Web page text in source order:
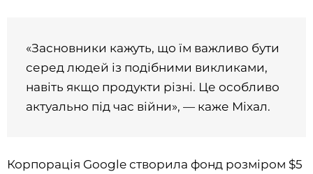
«Засновники кажуть, що їм важливо бути
серед людей із подібними викликами,
навіть якщо продукти різні. Це особливо
актуально під час війни», — каже Міхал.
Корпорація Google створила фонд розміром $5